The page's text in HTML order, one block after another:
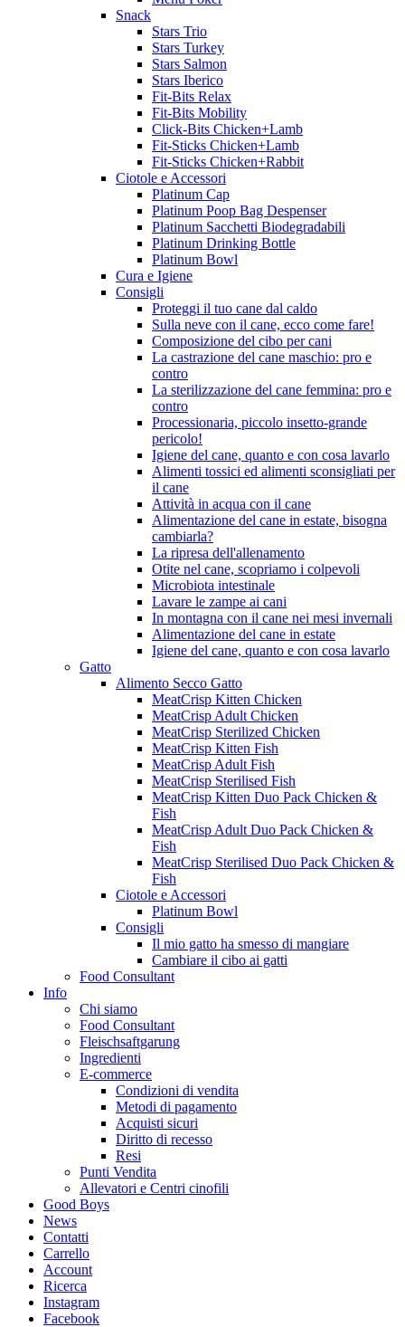
Snack
Stars Trio
Stars Turkey
Stars Salmon
Stars Iberico
Fit-Bits Relax
Fit-Bits Mobility
Click-Bits Chicken+Lamb
Fit-Sticks Chicken+Lamb
Fit-Sticks Chicken+Rabbit
Ciotole e Accessori
Platinum Cap
Platinum Poop Bag Despenser
Platinum Sacchetti Biodegradabili
Platinum Drinking Bottle
Platinum Bowl
Cura e Igiene
Consigli
Proteggi il tuo cane dal caldo
Sulla neve con il cane, ecco come fare!
Composizione del cibo per cani
La castrazione del cane maschio: pro e
contro
La sterilizzazione del cane femmina: pro e
contro
Processionaria, piccolo insetto-grande
pericolo!
Igiene del cane, quanto e con cosa lavarlo
Alimenti tossici ed alimenti sconsigliati per
il cane
Attività in acqua con il cane
Alimentazione del cane in estate, bisogna
cambiarla?
La ripresa dell'allenamento
Otite nel cane, scopriamo i colpevoli
Microbiota intestinale
Lavare le zampe ai cani
In montagna con il cane nei mesi invernali
Alimentazione del cane in estate
Igiene del cane, quanto e con cosa lavarlo
Gatto
Alimento Secco Gatto
MeatCrisp Kitten Chicken
MeatCrisp Adult Chicken
MeatCrisp Sterilized Chicken
MeatCrisp Kitten Fish
MeatCrisp Adult Fish
MeatCrisp Sterilised Fish
MeatCrisp Kitten Duo Pack Chicken &
Fish
MeatCrisp Adult Duo Pack Chicken &
Fish
MeatCrisp Sterilised Duo Pack Chicken &
Fish
Ciotole e Accessori
Platinum Bowl
Consigli
Il mio gatto ha smesso di mangiare
Cambiare il cibo ai gatti
Food Consultant
Info
Chi siamo
Food Consultant
Fleischsaftgarung
Ingredienti
E-commerce
Condizioni di vendita
Metodi di pagamento
Acquisti sicuri
Diritto di recesso
Resi
Punti Vendita
Allevatori e Centri cinofili
Good Boys
News
Contatti
Carrello
Account
Ricerca
Instagram
Facebook